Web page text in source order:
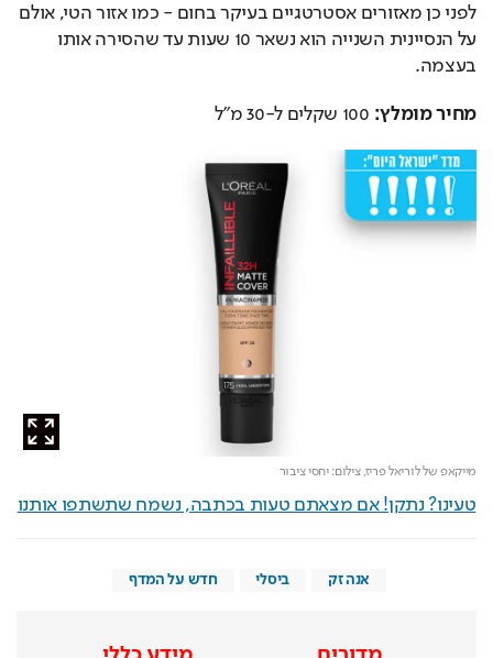
לפני כן מאזורים אסטרטגיים בעיקר בחום - כמו אזור הטי, אולם
על הנסיינית השנייה הוא נשאר 10 שעות עד שהסירה אותו
בעצמה.
מחיר מומלץ: 100 שקלים ל-30 מ"ל
מייקאפ של לוריאל פריז,צילום: יחסי ציבור
טעינו? נתקן! אם מצאתם טעות בכתבה, נשמח שתשתפו אותנו
אנה זק ביסלי חדש על המדף